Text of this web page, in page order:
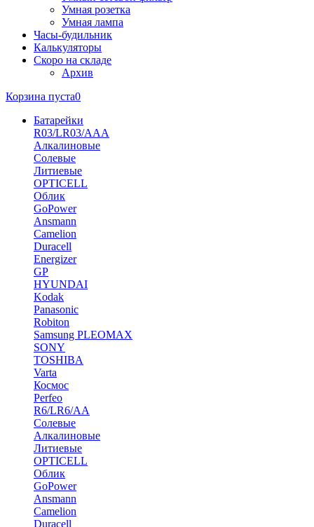
Умная розетка
Умная лампа
Часы-будильник
Калькуляторы
Скоро на складе
Архив
Корзина пуста0
Батарейки
R03/LR03/AAA
Алкалиновые
Солевые
Литиевые
OPTICELL
Облик
GoPower
Ansmann
Camelion
Duracell
Energizer
GP
HYUNDAI
Kodak
Panasonic
Robiton
Samsung PLEOMAX
SONY
TOSHIBA
Varta
Космос
Perfeo
R6/LR6/AA
Солевые
Алкалиновые
Литиевые
OPTICELL
Облик
GoPower
Ansmann
Camelion
Duracell